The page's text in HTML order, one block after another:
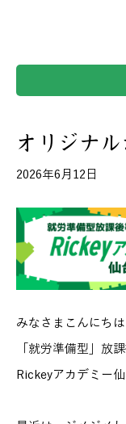
オリジナル
2026年6月12日
みなさまこんにちは
「就労準備型」放
Rickeyアカデミー